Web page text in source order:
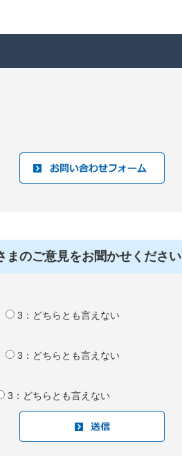
まのご意見をお聞かせください
3：どちらとも言えない
3：どちらとも言えない
3：どちらとも言えない